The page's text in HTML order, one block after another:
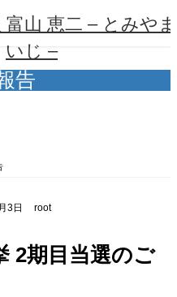
告
3日 root
2期目当選のご